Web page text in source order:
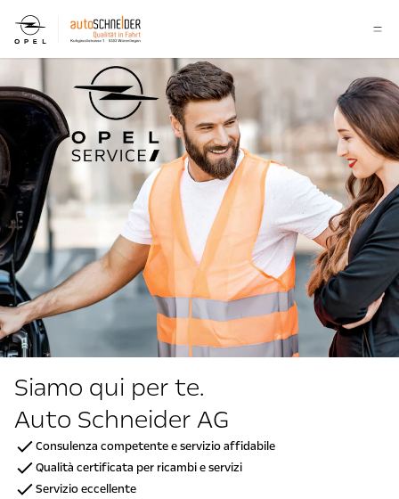
Siamo qui per te.
Auto Schneider AG
Consulenza competente e servizio affidabile
Qualità certificata per ricambi e servizi
Servizio eccellente